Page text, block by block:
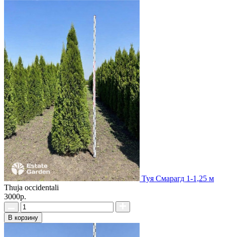
Туя Смарагд 1-1,25 м
Thuja occidentali
3000р.
В корзину